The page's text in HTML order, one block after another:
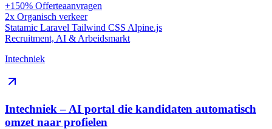
+150% Offerteaanvragen
2x Organisch verkeer
Statamic Laravel Tailwind CSS Alpine.js
Recruitment, AI & Arbeidsmarkt
Intechniek
Intechniek – AI portal die kandidaten automatisch
omzet naar profielen